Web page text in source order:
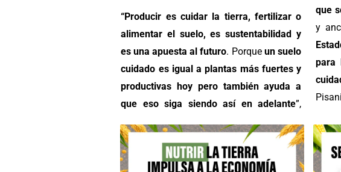
“Producir es cuidar la tierra, fertilizar o
alimentar el suelo,es sustentabilidad y
es una apuesta al futuro. Porqueun suelo
cuidado es igual a plantas más fuertes y
productivas hoy pero también ayuda a
que eso siga siendo así en adelante”,
que
y
para